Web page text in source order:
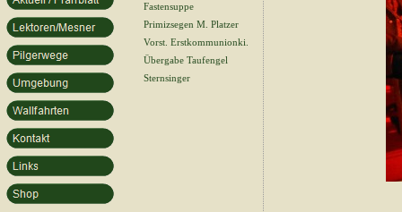
Fastensuppe
Primizsegen M. Platzer
Vorst. Erstkommunionki.
Übergabe Taufengel
Sternsinger